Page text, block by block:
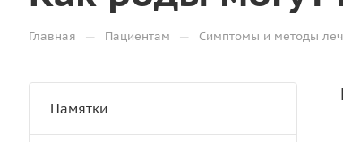
Главная — Пациентам — Симптомы и методы
Памятки